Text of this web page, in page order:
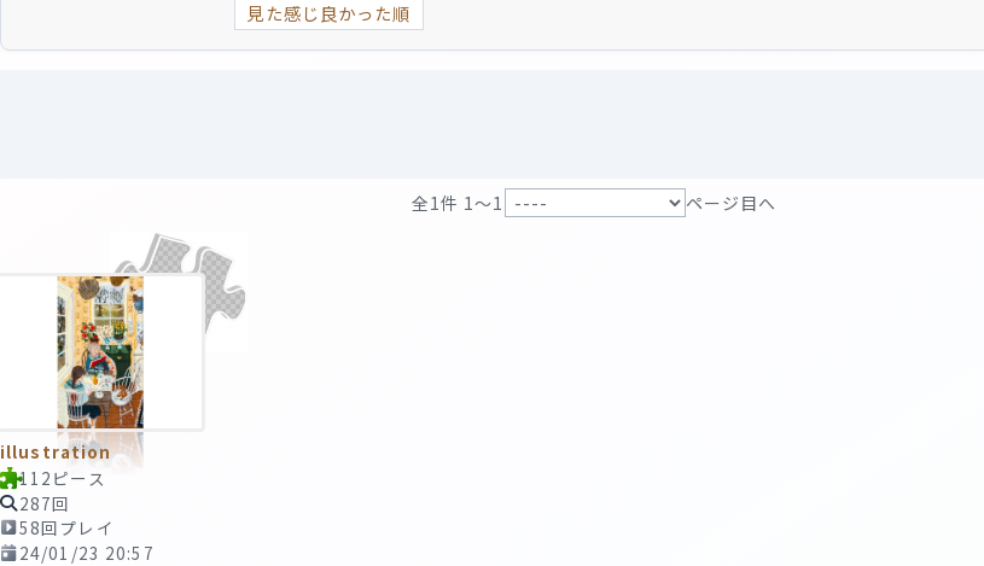
見た感じ良かった順
全1件 1〜1 ページ目へ
illustration
112ピース
287回
58回プレイ
24/01/23 20:57